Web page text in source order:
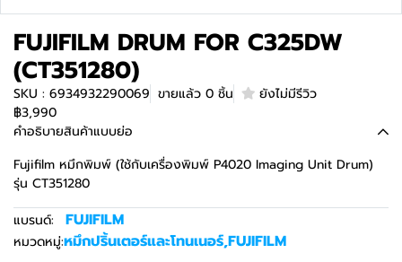
FUJIFILM DRUM FOR C325DW
(CT351280)
SKU : 6934932290069 ขายแล้ว 0 ชิ้น
ยังไม่มีรีวิว
฿3,990
คำอธิบายสินค้าแบบย่อ
Fujifilm หมึกพิมพ์ (ใช้กับเครื่องพิมพ์ P4020 Imaging Unit Drum)
รุ่น CT351280
แบรนด์:
FUJIFILM
หมวดหมู่:หมึกปริ้นเตอร์และโทนเนอร์,FUJIFILM